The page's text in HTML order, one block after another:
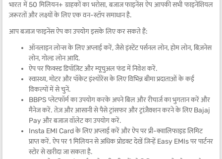
भारत में 50 मिलियन+ ग्राहकों का भरोसा, बजाज फाइनेंस ऐप आपकी सभी फाइनेंशियल
ज़रूरतों और लक्ष्यों के लिए एक वन-स्टॉप समाधान है.
आप बजाज फाइनेंस ऐप का उपयोग इसके लिए कर सकते हैं:
ऑनलाइन लोन्स के लिए अप्लाई करें, जैसे इंस्टेंट पर्सनल लोन, होम लोन, बिज़नेस
लोन, गोल्ड लोन आदि.
ऐप पर फिक्स्ड डिपॉज़िट और म्यूचुअल फंड में निवेश करें.
स्वास्थ्य, मोटर और पॉकेट इंश्योरेंस के लिए विभिन्न बीमा प्रदाताओं के कई
विकल्पों में से चुनें.
BBPS प्लेटफॉर्म का उपयोग करके अपने बिल और रीचार्ज का भुगतान करें और
मैनेज करें. तेज़ और आसानी से पैसे ट्रांसफर और ट्रांज़ैक्शन करने के लिए Bajaj
Pay और बजाज वॉलेट का उपयोग करें.
Insta EMI Card के लिए अप्लाई करें और ऐप पर प्री-क्वालिफाइड लिमिट
प्राप्त करें. ऐप पर 1 मिलियन से अधिक प्रोडक्ट देखें जिन्हें Easy EMIs पर पार्टनर
स्टोर से खरीदा जा सकता है.